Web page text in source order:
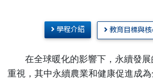
學程介紹 教育目標與核
在全球暖化的影響下，永續發展
重視，其中永續農業和健康促進成